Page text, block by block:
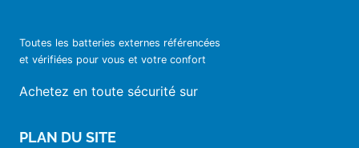
Toutes les batteries externes référencées
et vérifiées pour vous et votre confort
Achetez en toute sécurité sur
PLAN DU SITE